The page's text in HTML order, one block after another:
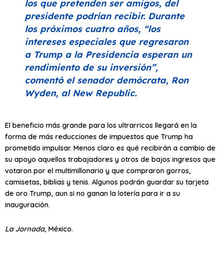
los que pretenden ser amigos, del
presidente podrían recibir. Durante
los próximos cuatro años, “los
intereses especiales que regresaron
a Trump a la Presidencia esperan un
rendimiento de su inversión”,
comentó el senador demócrata, Ron
Wyden, al New Republic.
El beneficio más grande para los ultrarricos llegará en la
forma de más reducciones de impuestos que Trump ha
prometido impulsar. Menos claro es qué recibirán a cambio de
su apoyo aquellos trabajadores y otros de bajos ingresos que
votaron por el multimillonario y que compraron gorros,
camisetas, biblias y tenis. Algunos podrán guardar su tarjeta
de oro Trump, aun si no ganan la lotería para ir a su
inauguración.
La Jornada, México.